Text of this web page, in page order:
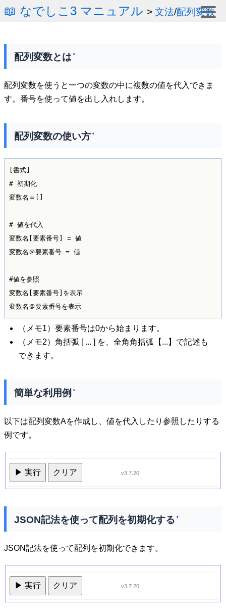
📖 なでしこ3 マニュアル > 文法/配列変数
配列変数とは *
配列変数を使うと一つの変数の中に複数の値を代入できま
す。番号を使って値を出し入れします。
配列変数の使い方 *
[書式]
# 初期化
変数名＝[]
# 値を代入
変数名[要素番号] = 値
変数名＠要素番号 = 値
#値を参照
変数名[要素番号]を表示
変数名＠要素番号を表示
（メモ1）要素番号は0から始まります。
（メモ2）角括弧 [ ... ] を、全角角括弧【...】で記述も
できます。
簡単な利用例 *
以下は配列変数Aを作成し、値を代入したり参照したりする
例です。
▶ 実行 クリア v3.7.20
JSON記法を使って配列を初期化する *
JSON記法を使って配列を初期化できます。
▶ 実行 クリア v3.7.20